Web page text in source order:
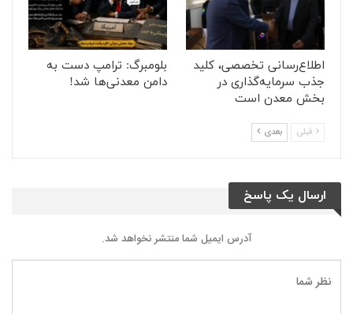
اطلاع‌رسانی تخصصی، کلید
جذب سرمایه‌گذاری در
بخش معدن است
بلومبرگ: ترامپ دست به
دامن معدنی‌ها شد!
قبلی بعدی
ارسال یک پاسخ
آدرس ایمیل شما منتشر نخواهد شد.